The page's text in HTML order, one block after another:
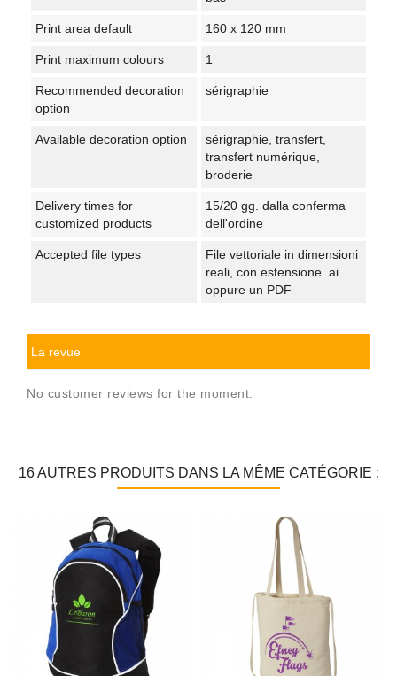
Print area default 160 x 120 mm
Print maximum colours 1
Recommended decoration
option
sérigraphie
Available decoration option
sérigraphie, transfert,
transfert numérique,
broderie
Delivery times for
customized products
15/20 gg. dalla conferma
dell'ordine
Accepted file types
File vettoriale in dimensioni
reali, con estensione .ai
oppure un PDF
La revue
No customer reviews for the moment.
16 AUTRES PRODUITS DANS LA MÊME CATÉGORIE :